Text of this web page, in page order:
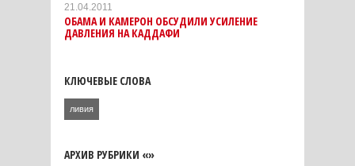
21.04.2011
ОБАМА И КАМЕРОН ОБСУДИЛИ УСИЛЕНИЕ
ДАВЛЕНИЯ НА КАДДАФИ
КЛЮЧЕВЫЕ СЛОВА
ливия
АРХИВ РУБРИКИ «»